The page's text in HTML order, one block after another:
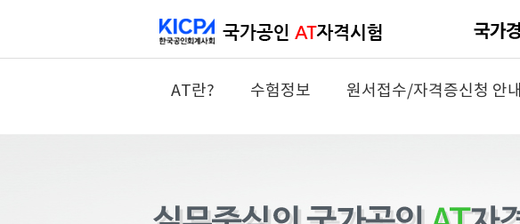
AT란? 수험정보 원서접수/자격증신청 안내